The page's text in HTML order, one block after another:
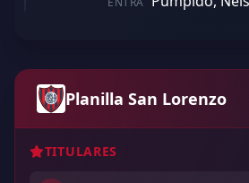
Planilla San Lorenzo
TITULARES